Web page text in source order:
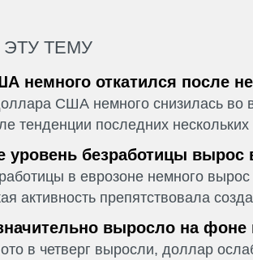
ТЕМУ
немного откатился после
США немного снизилась во
тенденции последних
уровень безработицы вырос
в еврозоне немного
активность препятствовала
выросло на фоне
в четверг выросли, доллар